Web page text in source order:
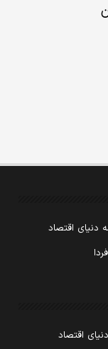
دنیای اقتصاد
اقتصاد